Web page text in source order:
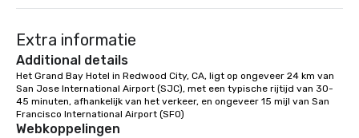
Extra informatie
Additional details
Het Grand Bay Hotel in Redwood City, CA, ligt op ongeveer 24 km van
San Jose International Airport (SJC), met een typische rijtijd van 30-
45 minuten, afhankelijk van het verkeer, en ongeveer 15 mijl van San
Francisco International Airport (SFO)
Webkoppelingen